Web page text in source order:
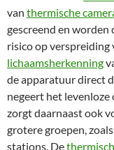
van thermische
gescreend en
risico op verspreiding
lichaamsherkenning
de apparatuur direct
negeert het levenloze
zorgt daarnaast ook
grotere groepen,
stations. De